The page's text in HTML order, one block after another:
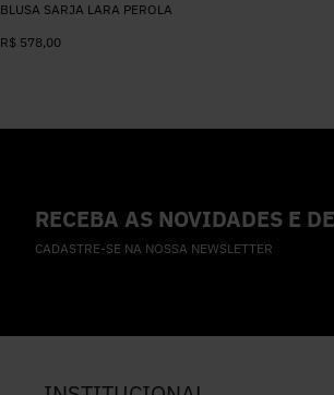
BLUSA SARJA LARA PEROLA
R$ 578,00
RECEBA AS NOVIDADES E
CADASTRE-SE NA NOSSA NEWSLETTER